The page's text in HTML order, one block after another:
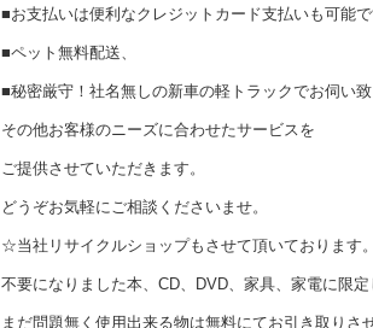
■お支払いは便利なクレジットカード支払いも可能
■ペット無料配送、
■秘密厳守！社名無しの新車の軽トラックでお伺い致
その他お客様のニーズに合わせたサービスを
ご提供させていただきます。
どうぞお気軽にご相談くださいませ。
☆当社リサイクルショップもさせて頂いております。
不要になりました本、CD、DVD、家具、家電に限
まだ問題無く使用出来る物は無料にてお引き取りさ